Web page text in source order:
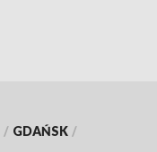
/ GDAŃSK /